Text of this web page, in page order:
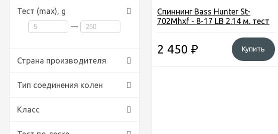
Тест (max), g
—
Страна производителя
Тип соединения колен
Класс
Спиннинг Bass Hunter St-
702Mhxf - 8-17 LB 2.14 м. тест
2 450 ₽ Купить